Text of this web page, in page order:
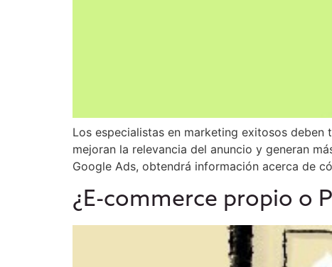
Los especialistas en marketing exitosos
mejoran la relevancia del anuncio y generan
Google Ads, obtendrá información acerca de
¿E-commerce propio o